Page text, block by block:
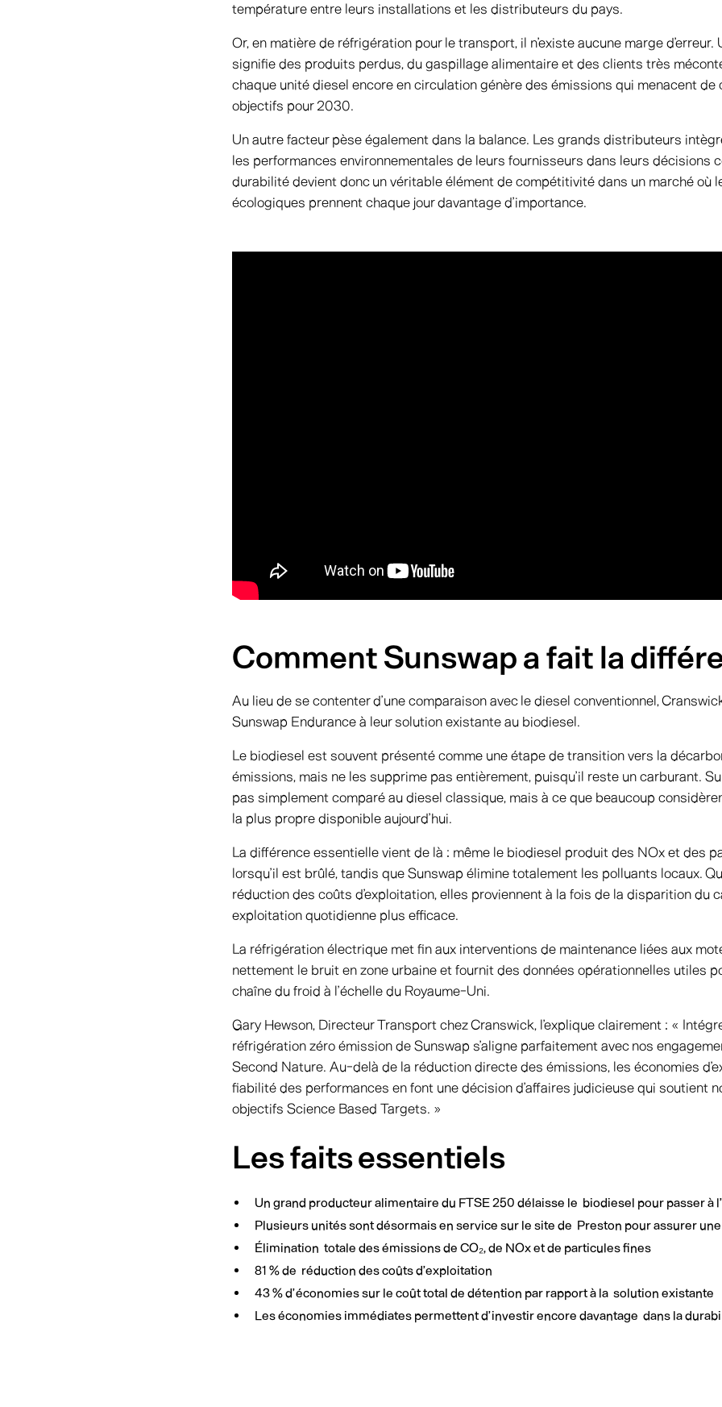
température entre leurs installations et les distributeurs du pays.
Or, en matière de réfrigération pour le transport, il n’existe aucune marge d’erreur.
signifie des produits perdus, du gaspillage alimentaire et des clients très
chaque unité diesel encore en circulation génère des émissions qui menacent
objectifs pour 2030.
Un autre facteur pèse également dans la balance. Les grands distributeurs
les performances environnementales de leurs fournisseurs dans leurs décisions
durabilité devient donc un véritable élément de compétitivité dans un marché où
écologiques prennent chaque jour davantage d’importance.
Comment Sunswap a fait la
Au lieu de se contenter d’une comparaison avec le diesel conventionnel,
Sunswap Endurance à leur solution existante au biodiesel.
Le biodiesel est souvent présenté comme une étape de transition vers la
émissions, mais ne les supprime pas entièrement, puisqu’il reste un carburant.
pas simplement comparé au diesel classique, mais à ce que beaucoup
la plus propre disponible aujourd’hui.
La différence essentielle vient de là : même le biodiesel produit des NOx et des
lorsqu’il est brûlé, tandis que Sunswap élimine totalement les polluants locaux.
réduction des coûts d’exploitation, elles proviennent à la fois de la disparition du
exploitation quotidienne plus efficace.
La réfrigération électrique met fin aux interventions de maintenance liées aux
nettement le bruit en zone urbaine et fournit des données opérationnelles utiles
chaîne du froid à l’échelle du Royaume-Uni.
Gary Hewson, Directeur Transport chez Cranswick, l’explique clairement : «
réfrigération zéro émission de Sunswap s’aligne parfaitement avec nos
Second Nature. Au-delà de la réduction directe des émissions, les économies
fiabilité des performances en font une décision d’affaires judicieuse qui soutient
objectifs Science Based Targets. »
Les faits essentiels
Un grand producteur alimentaire du FTSE 250 délaisse le biodiesel pour passer à
Plusieurs unités sont désormais en service sur le site de Preston pour assurer
Élimination totale des émissions de CO₂, de NOx et de particules fines
81 % de réduction des coûts d’exploitation
43 % d’économies sur le coût total de détention par rapport à la solution existante
Les économies immédiates permettent d’investir encore davantage dans la